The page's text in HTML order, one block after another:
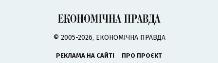
© 2005-2026, ЕКОНОМІЧНА ПРАВДА
РЕКЛАМА НА САЙТІ
ПРО ПРОЄКТ